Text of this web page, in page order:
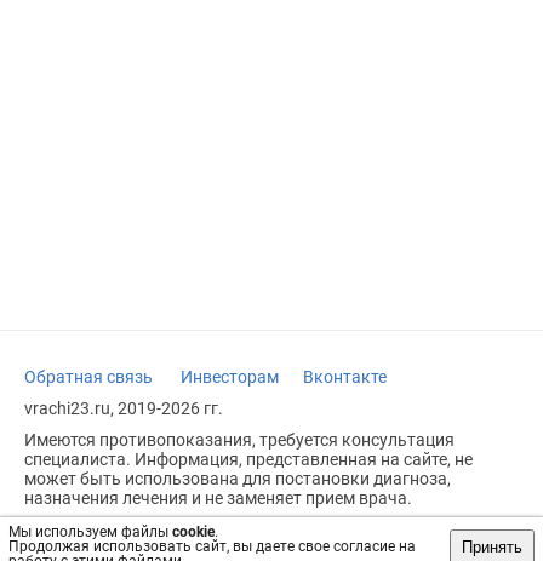
Мы используем файлы cookie.
Продолжая использовать сайт, вы даете свое согласие на
Принять
Обратная связь Инвесторам
Вконтакте
vrachi23.ru, 2019-2026 гг.
Имеются противопоказания, требуется консультация
специалиста. Информация, представленная на сайте, не
может быть использована для постановки диагноза,
назначения лечения и не заменяет прием врача.
Возрастное ограничение: 18+